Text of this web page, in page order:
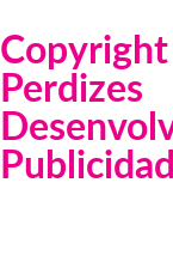
Perdizes